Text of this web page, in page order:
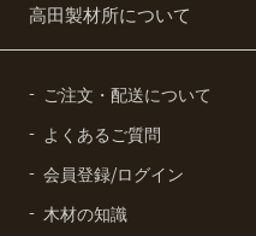
高田製材所について
ご注文・配送について
よくあるご質問
会員登録/ログイン
木材の知識